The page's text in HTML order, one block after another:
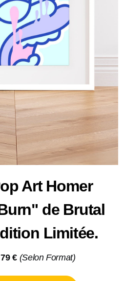
Art Homer
de Brutal
Limitée.
€ (Selon Format)